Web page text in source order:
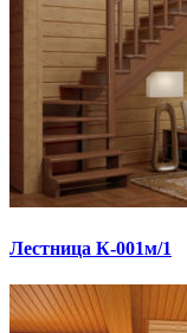
Лестница К-001м/1